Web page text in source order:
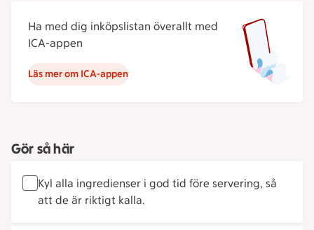
Ha med dig inköpslistan överallt med
ICA-appen
Läs mer om ICA-appen
Gör så här
Kyl alla ingredienser i god tid före servering, så
att de är riktigt kalla.